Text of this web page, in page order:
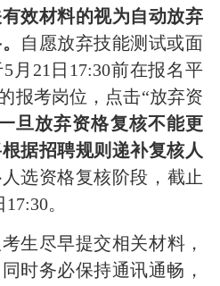
效材料的视为自动放弃
。 自愿放弃技能测试或面
5 月 21 日 17:30前在报名平
报考岗位，点击“放弃资
旦放弃资格复核不能更
据招聘规则递补复核人
选资格复核阶段， 截止
17:30。
生尽早提交相关材料，
时务必保持通讯通畅，